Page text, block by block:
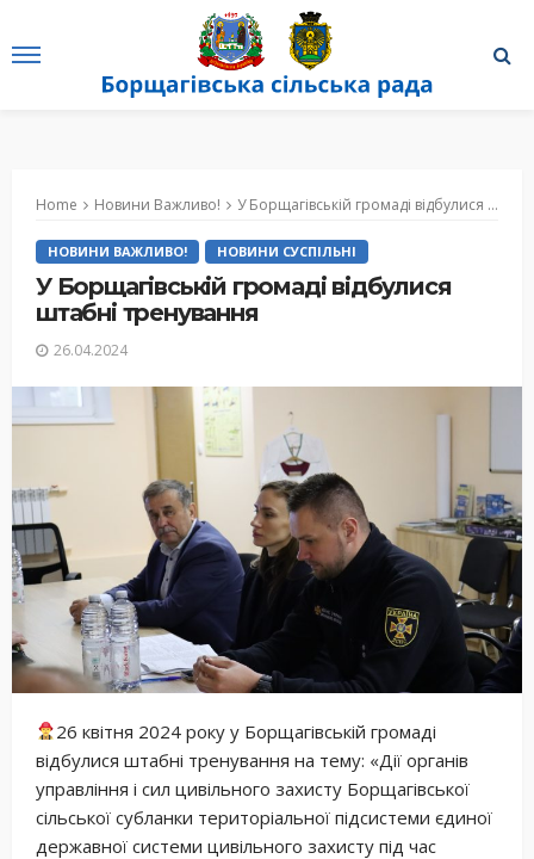
Home Новини Важливо! У Борщагівській громаді відбулися штабні тренування
НОВИНИ ВАЖЛИВО! НОВИНИ СУСПІЛЬНІ
У Борщагівській громаді відбулися
штабні тренування
26.04.2024
26 квітня 2024 року у Борщагівській громаді
відбулися штабні тренування на тему: «Дії органів
управління і сил цивільного захисту Борщагівської
сільської субланки територіальної підсистеми єдиної
державної системи цивільного захисту під час